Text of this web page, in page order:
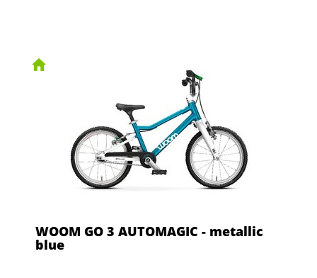
WOOM GO 3 AUTOMAGIC - metallic
blue